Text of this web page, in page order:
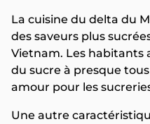
La cuisine du delta du
des saveurs plus
Vietnam. Les
du sucre à presque
amour pour les
Une autre